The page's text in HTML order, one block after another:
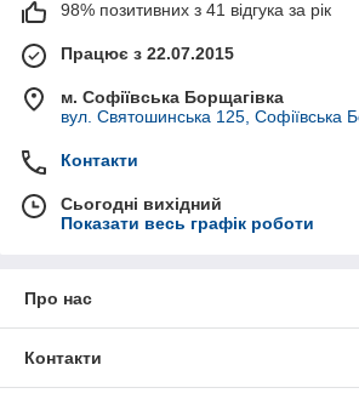
98% позитивних з 41 відгука за рік
Працює з 22.07.2015
м. Софіївська Борщагівка
вул. Святошинська 125, Софіївська
Контакти
Сьогодні вихідний
Показати весь графік роботи
Про нас
Контакти